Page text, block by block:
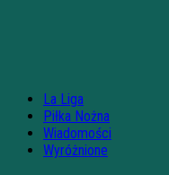
La Liga
Piłka Nożna
Wiadomości
Wyróżnione